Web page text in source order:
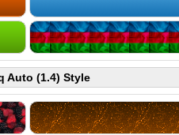
Auto (1.4) Style